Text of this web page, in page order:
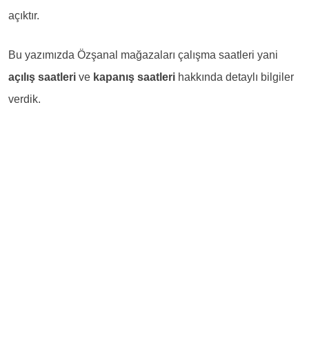
açıktır.
Bu yazımızda Özşanal mağazaları çalışma saatleri yani
açılış saatleri ve kapanış saatleri hakkında detaylı bilgiler
verdik.